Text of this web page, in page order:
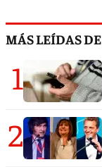
MÁS LEÍDAS
1
2